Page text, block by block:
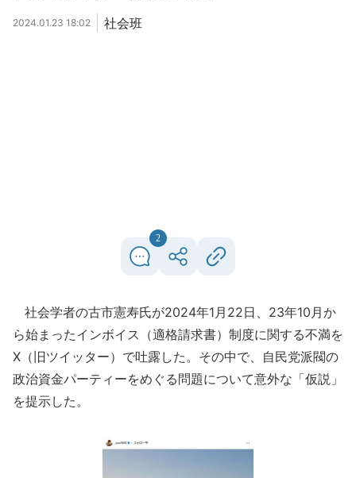
2024.01.23 18:02 社会班
2
社会学者の古市憲寿氏が2024年1月22日、23年10月か
ら始まったインボイス（適格請求書）制度に関する不満を
X（旧ツイッター）で吐露した。その中で、自民党派閥の
政治資金パーティーをめぐる問題について意外な「仮説」
を提示した。